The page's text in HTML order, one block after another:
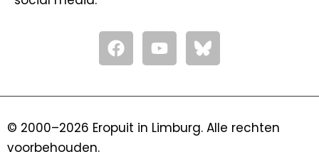
F
a
c
o
Y
o
u
b
© 2000–2026 Eropuit in Limburg. Alle rechten
voorbehouden.